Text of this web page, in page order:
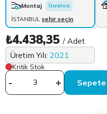
Montaj Ücretsiz
İSTANBULşehir seçin
₺4.438,35/ Adet
Üretim Yılı: 2021
Kritik Stok
- +